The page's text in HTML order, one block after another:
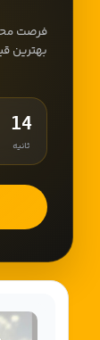
فرصت
بهترین
12
ثانیه